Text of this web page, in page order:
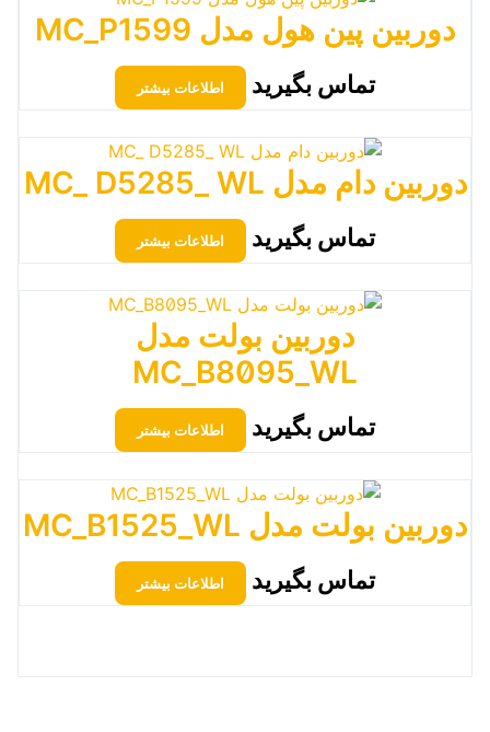
دوربین پین هول مدل MC_P1599
تماس بگیرید اطلاعات بیشتر
دوربین دام مدل MC_ D5285_ WL
تماس بگیرید اطلاعات بیشتر
دوربین بولت مدل
MC_B8095_WL
تماس بگیرید اطلاعات بیشتر
دوربین بولت مدل MC_B1525_WL
تماس بگیرید اطلاعات بیشتر